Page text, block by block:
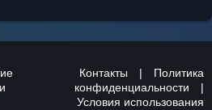
Контакты |
Политика
конфиденциальности
|
Условия использования